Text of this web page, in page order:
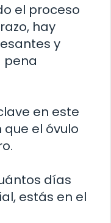
el proceso
hay
y
pena
en este
el óvulo
días
estás en el